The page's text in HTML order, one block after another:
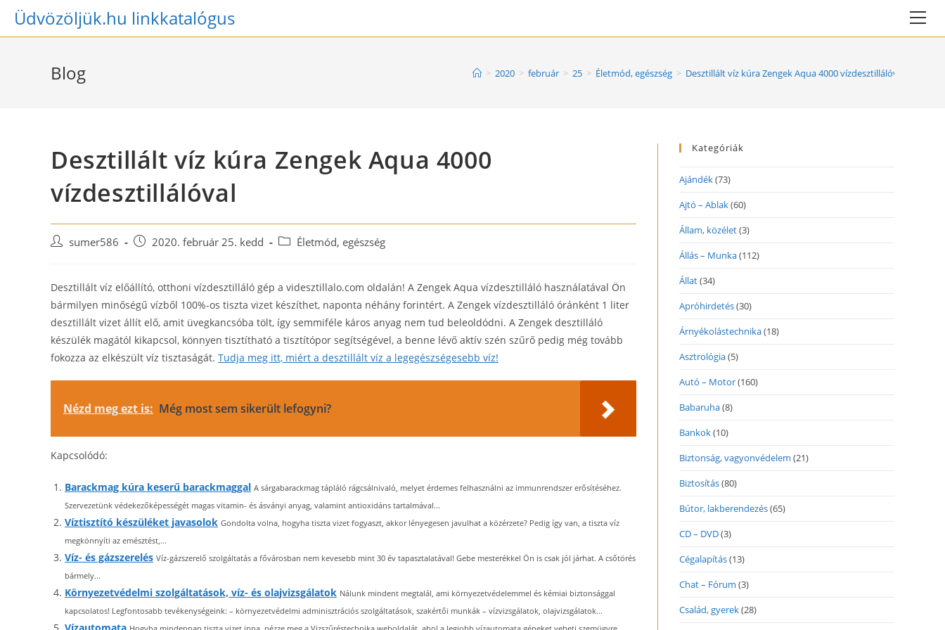
SkipÜdvözöljük.hu linkkatalógus
Blog > 2020 > február > 25 > Életmód, egészség > Desztillált víz kúra Zengek Aqua 4000 vízdesztillálóval
Desztillált víz kúra Zengek Aqua 4000
vízdesztillálóval
Post sumer586
Post 2020. február 25. kedd
Post Életmód, egészség
Desztillált víz előállító, otthoni vízdesztilláló gép a videsztillalo.com oldalán! A Zengek Aqua vízdesztilláló használatával Ön
bármilyen minőségű vízből 100%-os tiszta vizet készíthet, naponta néhány forintért. A Zengek vízdesztilláló óránként 1 liter
desztillált vizet állít elő, amit üvegkancsóba tölt, így semmiféle káros anyag nem tud beleoldódni. A Zengek desztilláló
készülék magától kikapcsol, könnyen tisztítható a tisztítópor segítségével, a benne lévő aktív szén szűrő pedig még tovább
fokozza az elkészült víz tisztaságát. Tudja meg itt, miért a desztillált víz a legegészségesebb víz!
Nézd meg ezt is: Még most sem sikerült lefogyni?
Kapcsolódó:
Barackmag kúra keserű barackmaggal A sárgabarackmag tápláló rágcsálnivaló, melyet érdemes felhasználni az immunrendszer erősítéséhez.
Szervezetünk védekezőképességét magas vitamin- és ásványi anyag, valamint antioxidáns tartalmával...
Víztisztító készüléket javasolok Gondolta volna, hogyha tiszta vizet fogyaszt, akkor lényegesen javulhat a közérzete? Pedig így van, a tiszta víz
megkönnyíti az emésztést,...
Víz- és gázszerelés Víz-gázszerelő szolgáltatás a fővárosban nem kevesebb mint 30 év tapasztalatával! Gebe mesterékkel Ön is csak jól járhat. A csőtörés
bármely...
Környezetvédelmi szolgáltatások, víz- és olajvizsgálatok Nálunk mindent megtalál, ami környezetvédelemmel és kémiai biztonsággal
kapcsolatos! Legfontosabb tevékenységeink: – környezetvédelmi adminisztrációs szolgáltatások, szakértői munkák – vízvizsgálatok, olajvizsgálatok...
Kategóriák
Ajándék(73)
Ajtó – Ablak(60)
Állam, közélet(3)
Állás – Munka(112)
Állat(34)
Apróhirdetés(30)
Árnyékolástechnika(18)
Asztrológia(5)
Autó – Motor(160)
Babaruha(8)
Bankok(10)
Biztonság, vagyonvédelem (21)
Biztosítás(80)
Bútor, lakberendezés(65)
CD – DVD(3)
Cégalapítás(13)
Chat – Fórum (3)
Család, gyerek(28)